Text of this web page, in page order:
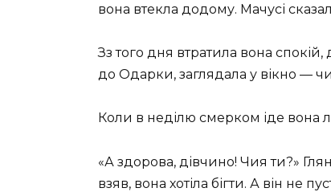
вона втекла додому. Мачусі
Зз того дня втратила вона
до Одарки, заглядала у вікно —
Коли в неділю смерком іде вона
«А здорова, дівчино! Чия ти?»
взяв, вона хотіла бігти. А він не